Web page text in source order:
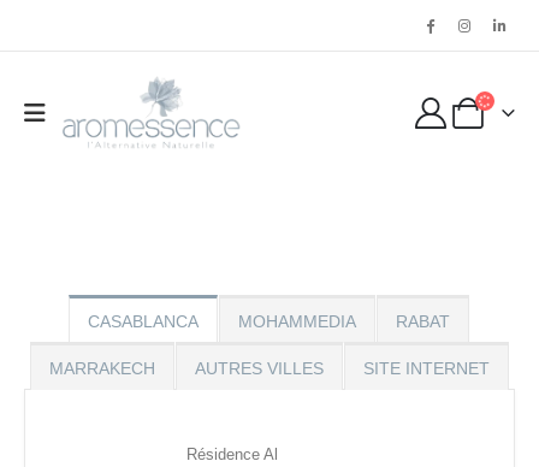
CASABLANCA MOHAMMEDIA RABAT
MARRAKECH AUTRES VILLES SITE INTERNET
Résidence Al